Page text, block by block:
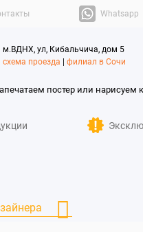
Whatsapp
м.ВДНХ, ул, Кибальчича, дом 5
схема проезда
филиал в Сочи
постер или нарисуем